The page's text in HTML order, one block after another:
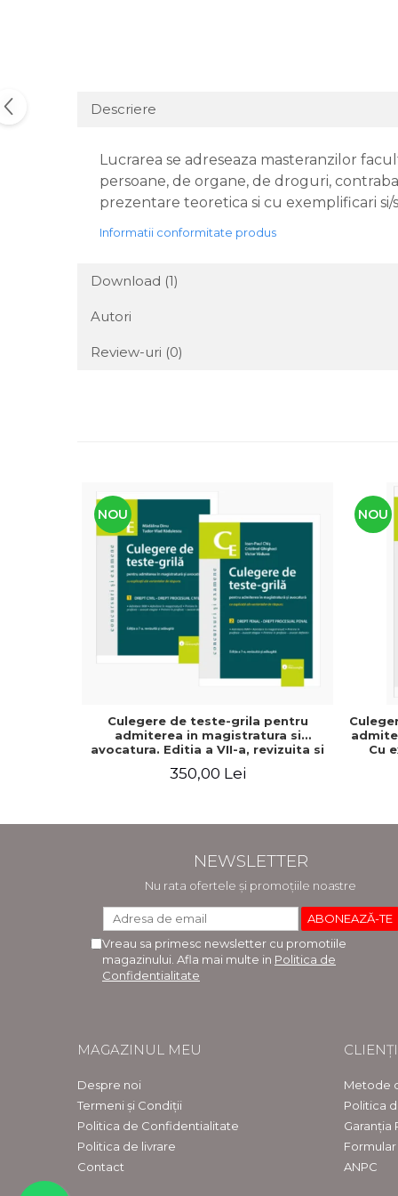
Descriere
Lucrarea se adreseaza masteranzilor
persoane, de organe, de droguri,
prezentare teoretica si cu exemplificari
Informatii conformitate produs
Download (1)
Autori
Review-uri (0)
NOU
Culegere de teste-grila pentru
admiterea in magistratura si
avocatura. Editia a VII-a, revizuita si
adaugita - Ioan-Paul Chis, Cristinel
Ghigheci, Victor Vaduva, Madalina
350,00 Lei
NOU
Cu
NEWSLETTER
Nu rata ofertele și promoțiile noastre
Vreau sa primesc newsletter cu promotiile
magazinului. Afla mai multe in Politica de
Confidentialitate
MAGAZINUL MEU
Despre noi
Termeni și Condiții
Politica de Confidentialitate
Politica de livrare
Contact
CLIENȚI
Metode
Politica
Garanția
ANPC